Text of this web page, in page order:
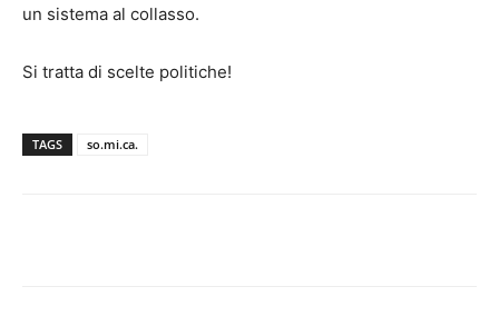
un sistema al collasso.
Si tratta di scelte politiche!
TAGS so.mi.ca.